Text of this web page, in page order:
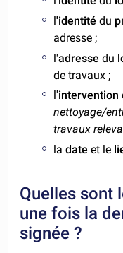
l'identitédu
adresse ;
l'adresse du
de travaux ;
l'intervention
nettoyage/
travaux
ladate et le
Quelles sont
une fois la
signée ?